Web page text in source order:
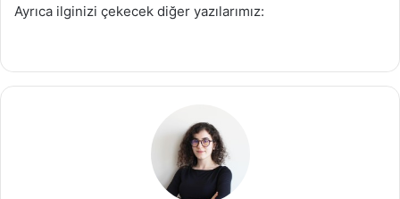
Ayrıca ilginizi çekecek diğer yazılarımız: